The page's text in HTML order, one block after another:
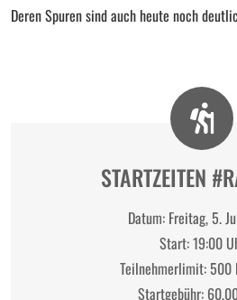
Deren Spuren sind auch heute noch
STARTZEITEN
Datum: Freitag, 5.
Start: 19:00
Teilnehmerlimit: 500
Startgebühr: